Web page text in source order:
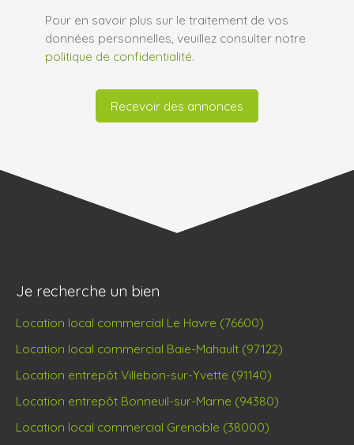
Pour en savoir plus sur le traitement de vos
données personnelles, veuillez consulter notre
politique de confidentialité.
Recevoir des annonces
Je recherche un bien
Location local commercial Le Havre (76600)
Location local commercial Baie-Mahault (97122)
Location entrepôt Villebon-sur-Yvette (91140)
Location entrepôt Bonneuil-sur-Marne (94380)
Location local commercial Grenoble (38000)